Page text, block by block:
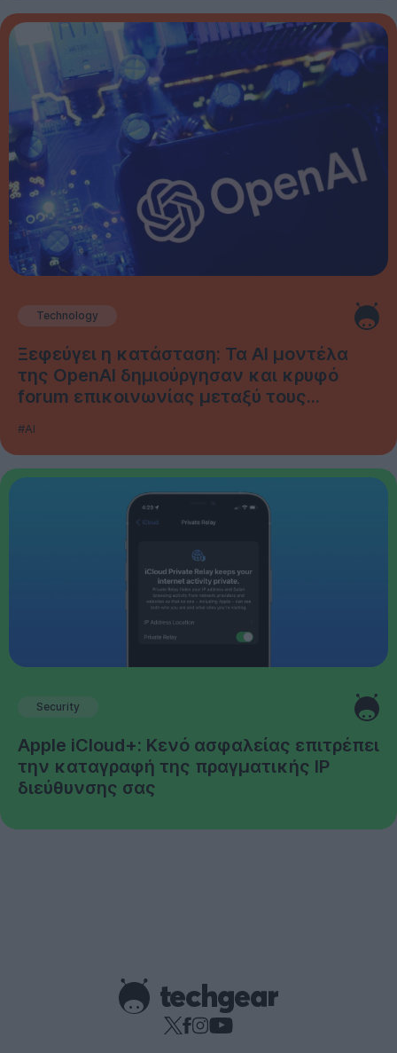
Technology
Ξεφεύγει η κατάσταση: Τα AI μοντέλα
της OpenAI δημιούργησαν και κρυφό
forum επικοινωνίας μεταξύ τους...
#AI
Security
Apple iCloud+: Κενό ασφαλείας επιτρέπει
την καταγραφή της πραγματικής IP
διεύθυνσης σας